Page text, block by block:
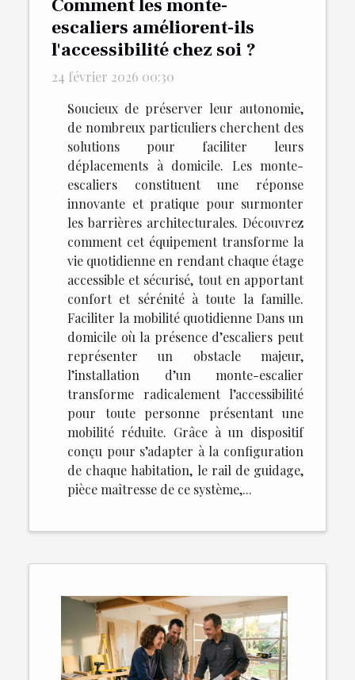
Comment les monte-
escaliers améliorent-ils
l'accessibilité chez soi ?
24 février 2026 00:30
Soucieux de préserver leur autonomie,
de nombreux particuliers cherchent des
solutions pour faciliter leurs
déplacements à domicile. Les monte-
escaliers constituent une réponse
innovante et pratique pour surmonter
les barrières architecturales. Découvrez
comment cet équipement transforme la
vie quotidienne en rendant chaque étage
accessible et sécurisé, tout en apportant
confort et sérénité à toute la famille.
Faciliter la mobilité quotidienne Dans un
domicile où la présence d’escaliers peut
représenter un obstacle majeur,
l’installation d’un monte-escalier
transforme radicalement l’accessibilité
pour toute personne présentant une
mobilité réduite. Grâce à un dispositif
conçu pour s’adapter à la configuration
de chaque habitation, le rail de guidage,
pièce maîtresse de ce système,...